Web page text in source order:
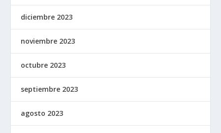
diciembre 2023
noviembre 2023
octubre 2023
septiembre 2023
agosto 2023